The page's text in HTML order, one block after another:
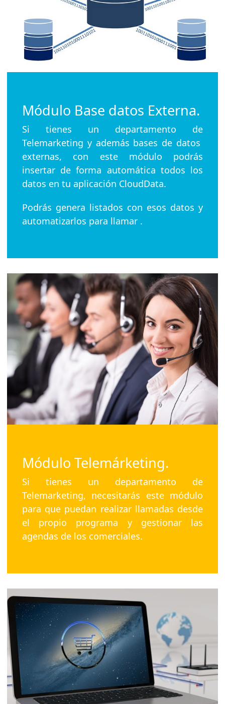
Módulo Base datos Externa.
Si tienes un departamento de
Telemarketing y además bases de datos
externas, con este módulo podrás
insertar de forma automática todos los
datos en tu aplicación CloudData.
Podrás genera listados con esos datos y
automatizarlos para llamar .
Módulo Telemárketing.
Si tienes un departamento de
Telemarketing, necesitarás este módulo
para que puedan realizar llamadas desde
el propio programa y gestionar las
agendas de los comerciales.